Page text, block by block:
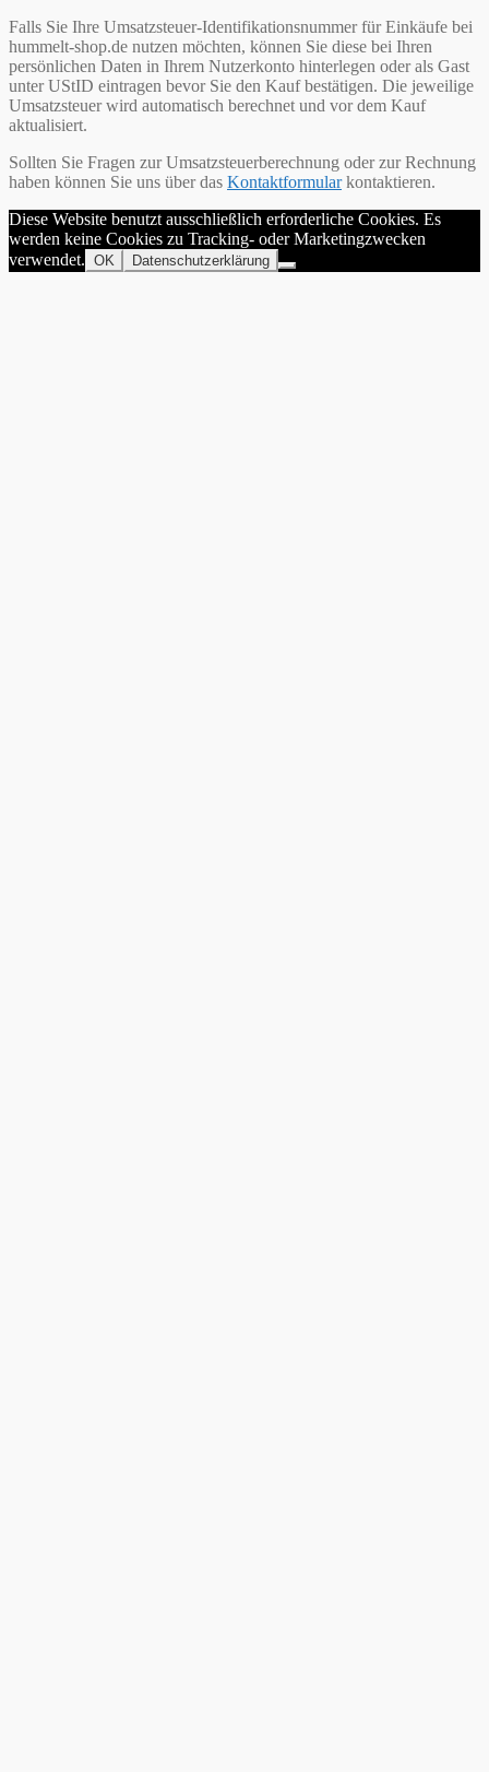
Falls Sie Ihre Umsatzsteuer-Identifikationsnummer für Einkäufe bei
hummelt-shop.de nutzen möchten, können Sie diese bei Ihren
persönlichen Daten in Ihrem Nutzerkonto hinterlegen oder als Gast
unter UStID eintragen bevor Sie den Kauf bestätigen. Die jeweilige
Umsatzsteuer wird automatisch berechnet und vor dem Kauf
aktualisiert.
Sollten Sie Fragen zur Umsatzsteuerberechnung oder zur Rechnung
haben können Sie uns über das Kontaktformularkontaktieren.
Diese Website benutzt ausschließlich erforderliche Cookies. Es
werden keine Cookies zu Tracking- oder Marketingzwecken
verwendet. OK Datenschutzerklärung